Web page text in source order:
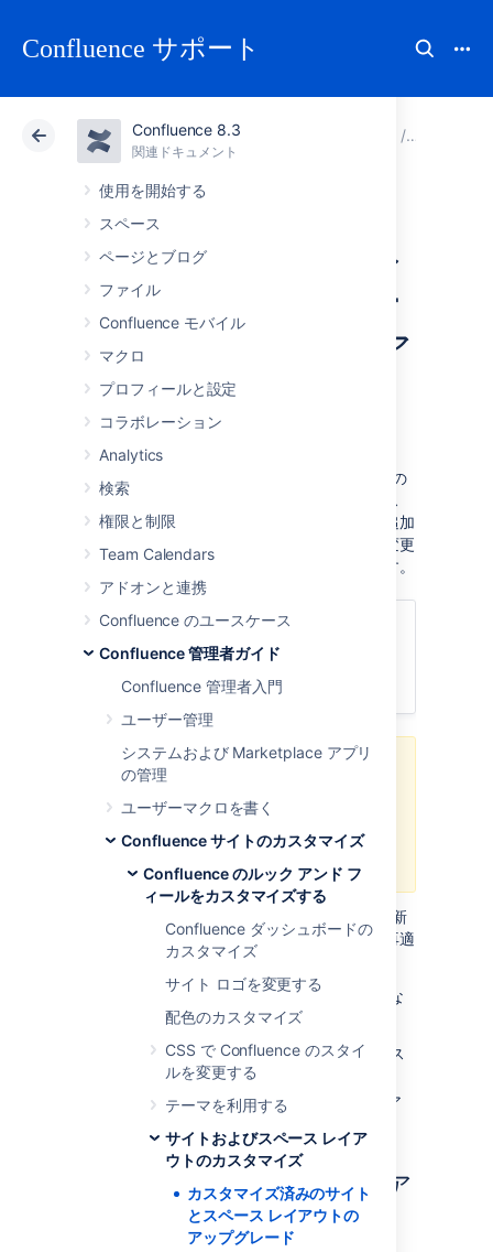
Confluence サポート
Confluence 8.3
関連ドキュメント
使用を開始する
スペース
ページとブログ
ファイル
Confluence モバイル
マクロ
プロフィールと設定
コラボレーション
Analytics
検索
権限と制限
Team Calendars
アドオンと連携
Confluence のユースケース
Confluence 管理者ガイド
Confluence 管理者入門
ユーザー管理
システムおよび Marketplace アプリ
の管理
ユーザーマクロを書く
Confluence サイトのカスタマイズ
Confluence のルック アンド フ
ィールをカスタマイズする
Confluence ダッシュボードの
カスタマイズ
サイト ロゴを変更する
配色のカスタマイズ
CSS で Confluence のスタイ
ルを変更する
テーマを利用する
サイトおよびスペース レイア
ウトのカスタマイズ
カスタマイズ済みのサイト
とスペース レイアウトの
アップグレード
アトラシアン サポート
クラウド Data Center 8.3
カスタマイズ済み
のサイトとスペー
ス レイアウトのア
ップグレード
Confluence の進化に伴い、それぞれのページの
レンダリングを促す、既定のサイトとスペース
レイアウトも進化しています。新しい機能が追加
され、現在の機能が変更されると、これらの変更
に対応するよう既定レイアウトも変更されます。
関連ページ
サイトおよびスペース レイアウトの
カスタマイズ
以前の Confluence バージョンの既
を使用している場合は、
損したり、優れた新しい機能が失わ
Confluence の新しいリリースではそれぞれ、新
しい既定テンプレートに対して行った変更を再適
用してください。
カスタム レイアウトを最適用するために必要な
ものは、次のとおりです。
Confluence の現在のバージョンからカス
タム レイアウトを取得します。
カスタマイズを新しいデフォルト レイア
ステップ 1.カスタム レイア
ウトを取得する